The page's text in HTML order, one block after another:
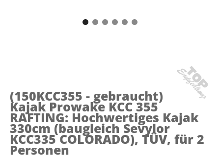
(150KCC355 - gebraucht)
Kajak Prowake KCC 355
RAFTING: Hochwertiges Kajak
330cm (baugleich Sevylor
KCC335 COLORADO), TÜV, für 2
Personen